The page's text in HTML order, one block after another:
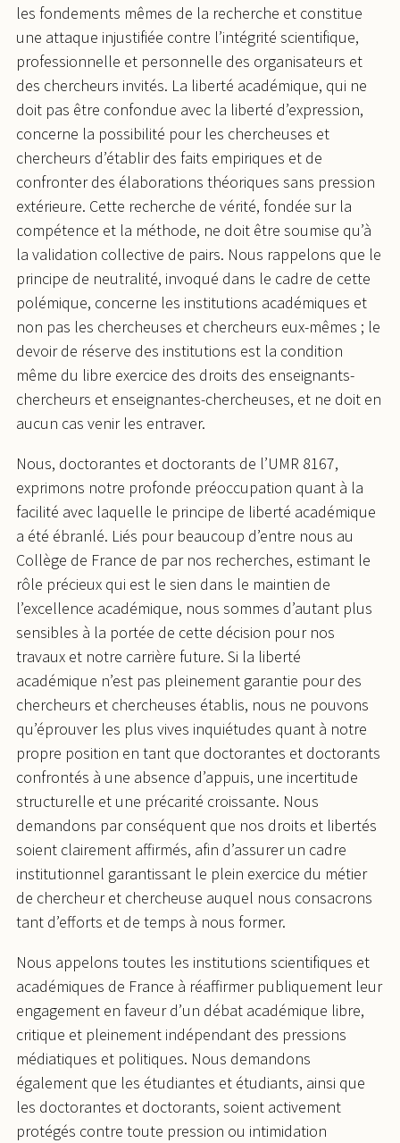
les fondements mêmes de la recherche et constitue
une attaque injustifiée contre l’intégrité scientifique,
professionnelle et personnelle des organisateurs et
des chercheurs invités. La liberté académique, qui ne
doit pas être confondue avec la liberté d’expression,
concerne la possibilité pour les chercheuses et
chercheurs d’établir des faits empiriques et de
confronter des élaborations théoriques sans pression
extérieure. Cette recherche de vérité, fondée sur la
compétence et la méthode, ne doit être soumise qu’à
la validation collective de pairs. Nous rappelons que le
principe de neutralité, invoqué dans le cadre de cette
polémique, concerne les institutions académiques et
non pas les chercheuses et chercheurs eux-mêmes ; le
devoir de réserve des institutions est la condition
même du libre exercice des droits des enseignants-
chercheurs et enseignantes-chercheuses, et ne doit en
aucun cas venir les entraver.
Nous, doctorantes et doctorants de l’UMR 8167,
exprimons notre profonde préoccupation quant à la
facilité avec laquelle le principe de liberté académique
a été ébranlé. Liés pour beaucoup d’entre nous au
Collège de France de par nos recherches, estimant le
rôle précieux qui est le sien dans le maintien de
l’excellence académique, nous sommes d’autant plus
sensibles à la portée de cette décision pour nos
travaux et notre carrière future. Si la liberté
académique n’est pas pleinement garantie pour des
chercheurs et chercheuses établis, nous ne pouvons
qu’éprouver les plus vives inquiétudes quant à notre
propre position en tant que doctorantes et doctorants
confrontés à une absence d’appuis, une incertitude
structurelle et une précarité croissante. Nous
demandons par conséquent que nos droits et libertés
soient clairement affirmés, afin d’assurer un cadre
institutionnel garantissant le plein exercice du métier
de chercheur et chercheuse auquel nous consacrons
tant d’efforts et de temps à nous former.
Nous appelons toutes les institutions scientifiques et
académiques de France à réaffirmer publiquement leur
engagement en faveur d’un débat académique libre,
critique et pleinement indépendant des pressions
médiatiques et politiques. Nous demandons
également que les étudiantes et étudiants, ainsi que
les doctorantes et doctorants, soient activement
protégés contre toute pression ou intimidation